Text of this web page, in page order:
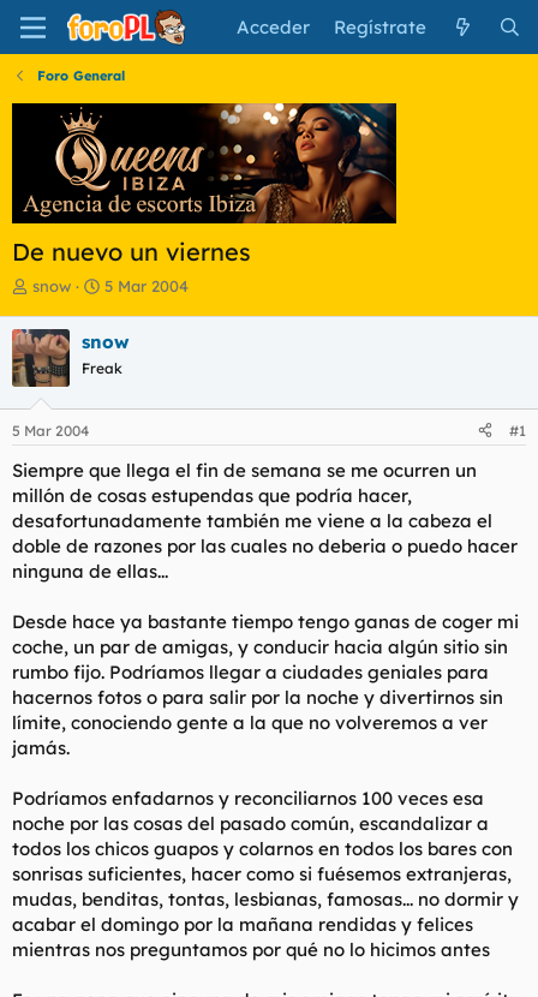
Acceder Regístrate
Foro General
De nuevo un viernes
I
i
c
i
a
d
o
d
e
l
t
e
m
snow
F
h
a
e
i
c
i
o
5 Mar 2004
snow
Freak
5 Mar 2004 #1
Siempre que llega el fin de semana se me ocurren un
millón de cosas estupendas que podría hacer,
desafortunadamente también me viene a la cabeza el
doble de razones por las cuales no deberia o puedo hacer
ninguna de ellas...
Desde hace ya bastante tiempo tengo ganas de coger mi
coche, un par de amigas, y conducir hacia algún sitio sin
rumbo fijo. Podríamos llegar a ciudades geniales para
hacernos fotos o para salir por la noche y divertirnos sin
límite, conociendo gente a la que no volveremos a ver
jamás.
Podríamos enfadarnos y reconciliarnos 100 veces esa
noche por las cosas del pasado común, escandalizar a
todos los chicos guapos y colarnos en todos los bares con
sonrisas suficientes, hacer como si fuésemos extranjeras,
mudas, benditas, tontas, lesbianas, famosas... no dormir y
acabar el domingo por la mañana rendidas y felices
mientras nos preguntamos por qué no lo hicimos antes